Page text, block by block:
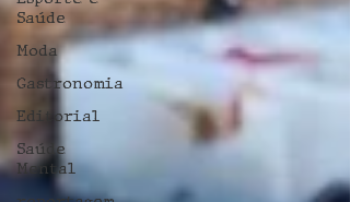
Saúde
Moda
Gastronomia
Editorial
Saúde
Mental